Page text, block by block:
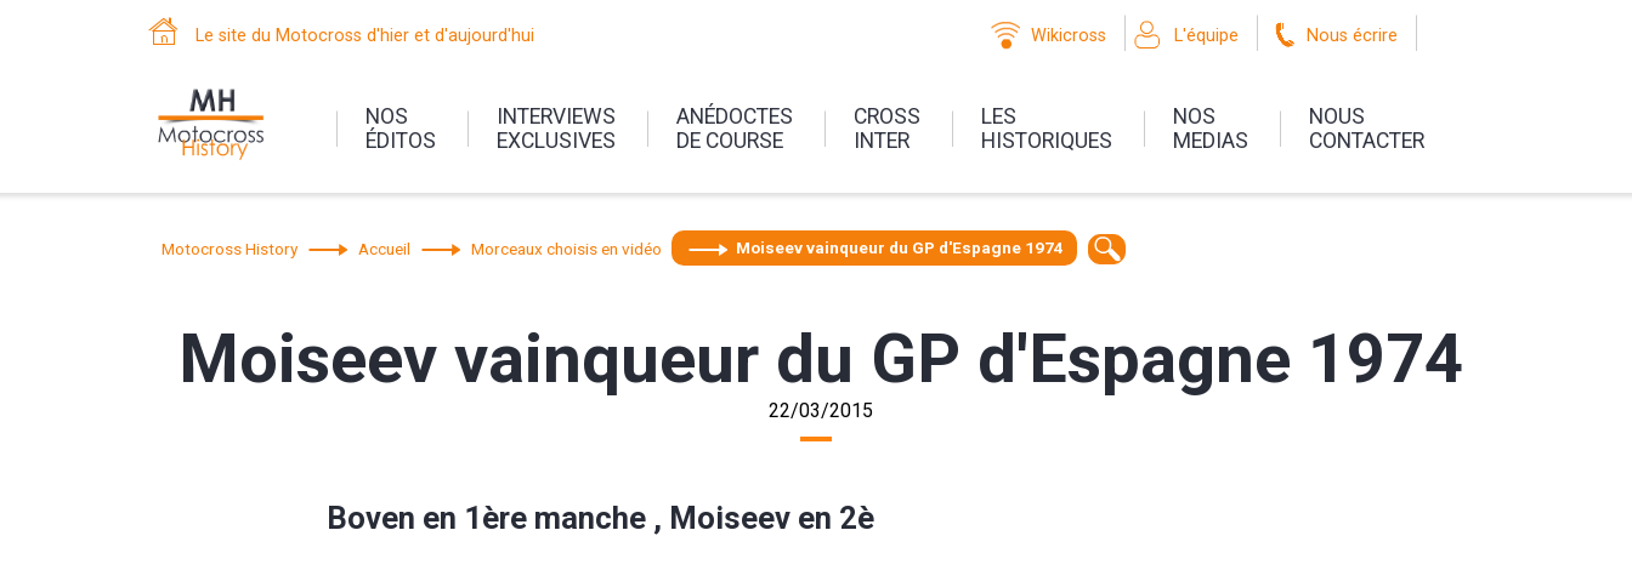
Le site du Motocross d'hier et d'aujourd'hui Wikicross L'équipe Nous écrire
NOS
ÉDITOS
INTERVIEWS
EXCLUSIVES
ANÉDOCTES
DE COURSE
CROSS
INTER
LES
HISTORIQUES
NOS
MEDIAS
NOUS
CONTACTER
Motocross History Accueil Morceaux choisis en vidéo Moiseev vainqueur du GP d'Espagne 1974
Moiseev vainqueur du GP d'Espagne 1974
22/03/2015
Boven en 1ère manche , Moiseev en 2è